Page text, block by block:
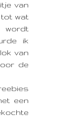
van
wat
wordt
ik
van
de
een